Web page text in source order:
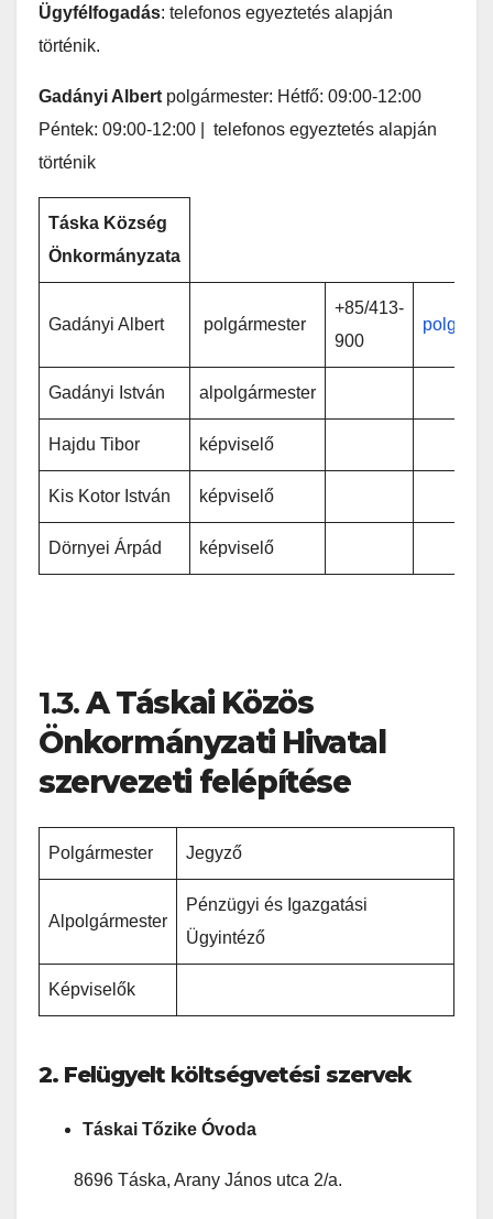
Ügyfélfogadás: telefonos egyeztetés alapján
történik.
Gadányi Albert polgármester: Hétfő: 09:00-12:00
Péntek: 09:00-12:00 | telefonos egyeztetés alapján
történik
Táska Község
Önkormányzata
Gadányi Albert polgármester
+85/413-
900
Gadányi István alpolgármester
Hajdu Tibor képviselő
Kis Kotor István képviselő
Dörnyei Árpád képviselő
1.3.A Táskai Közös
Önkormányzati Hivatal
szervezeti felépítése
Polgármester Jegyző
Alpolgármester
Pénzügyi és Igazgatási
Ügyintéző
Képviselők
2. Felügyelt költségvetési szervek
Táskai Tőzike Óvoda
8696 Táska, Arany János utca 2/a.